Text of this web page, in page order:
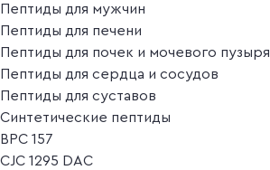
Пептиды для мужчин
Пептиды для печени
Пептиды для почек и мочевого пузыря
Пептиды для сердца и сосудов
Пептиды для суставов
Синтетические пептиды
BPC 157
CJC 1295 DAC